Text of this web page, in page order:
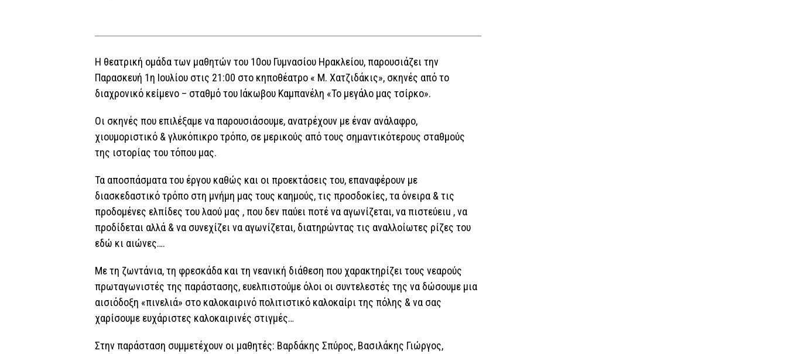
Η θεατρική ομάδα των μαθητών του 10ου Γυμνασίου Ηρακλείου, παρουσιάζει την
Παρασκευή 1η Ιουλίου στις 21:00 στο κηποθέατρο « Μ. Χατζιδάκις», σκηνές από το
διαχρονικό κείμενο – σταθμό του Ιάκωβου Καμπανέλη «Το μεγάλο μας τσίρκο».
Οι σκηνές που επιλέξαμε να παρουσιάσουμε, ανατρέχουν με έναν ανάλαφρο,
χιουμοριστικό & γλυκόπικρο τρόπο, σε μερικούς από τους σημαντικότερους σταθμούς
της ιστορίας του τόπου μας.
Τα αποσπάσματα του έργου καθώς και οι προεκτάσεις του, επαναφέρουν με
διασκεδαστικό τρόπο στη μνήμη μας τους καημούς, τις προσδοκίες, τα όνειρα & τις
προδομένες ελπίδες του λαού μας , που δεν παύει ποτέ να αγωνίζεται, να πιστεύειu , να
προδίδεται αλλά & να συνεχίζει να αγωνίζεται, διατηρώντας τις αναλλοίωτες ρίζες του
εδώ κι αιώνες….
Με τη ζωντάνια, τη φρεσκάδα και τη νεανική διάθεση που χαρακτηρίζει τους νεαρούς
πρωταγωνιστές της παράστασης, ευελπιστούμε όλοι οι συντελεστές της να δώσουμε μια
αισιόδοξη «πινελιά» στο καλοκαιρινό πολιτιστικό καλοκαίρι της πόλης & να σας
χαρίσουμε ευχάριστες καλοκαιρινές στιγμές…
Στην παράσταση συμμετέχουν οι μαθητές: Βαρδάκης Σπύρος, Βασιλάκης Γιώργος,